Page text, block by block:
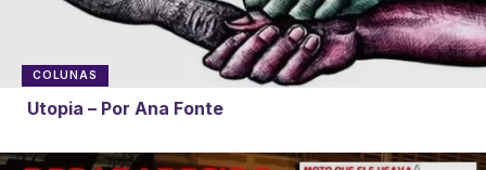
COLUNAS
Utopia – Por Ana Fonte